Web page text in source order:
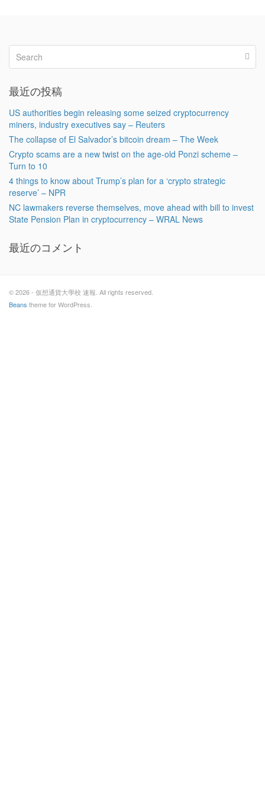
最近の投稿
US authorities begin releasing some seized cryptocurrency
miners, industry executives say – Reuters
The collapse of El Salvador’s bitcoin dream – The Week
Crypto scams are a new twist on the age-old Ponzi scheme –
Turn to 10
4 things to know about Trump’s plan for a ‘crypto strategic
reserve’ – NPR
NC lawmakers reverse themselves, move ahead with bill to invest
State Pension Plan in cryptocurrency – WRAL News
最近のコメント
© 2026 - 仮想通貨大學校 速報. All rights reserved.
Beans theme for WordPress.